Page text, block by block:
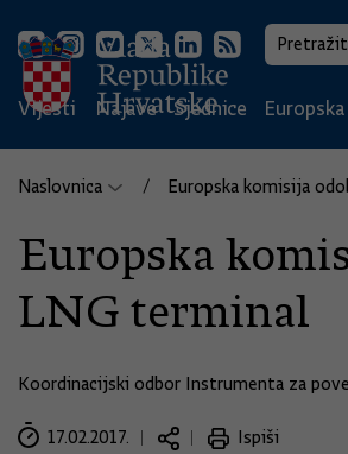
Vijesti Najave Sjednice
Naslovnica Europska komisija
Europska
LNG terminal
Koordinacijski odbor Instrumenta za
17.02.2017. Ispiši